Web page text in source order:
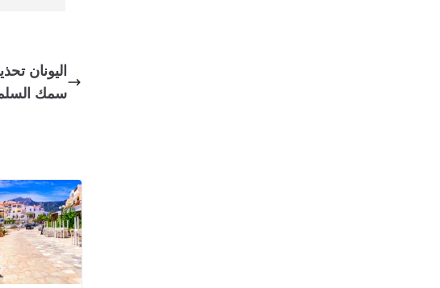
اليونان
سمك